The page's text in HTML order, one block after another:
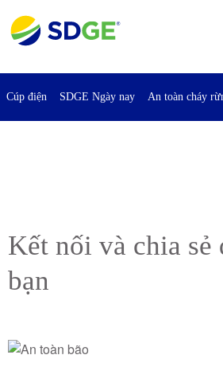
qua
Cúp điện SDGE Ngày nay An toàn cháy
Kết nối và chia sẻ
bạn